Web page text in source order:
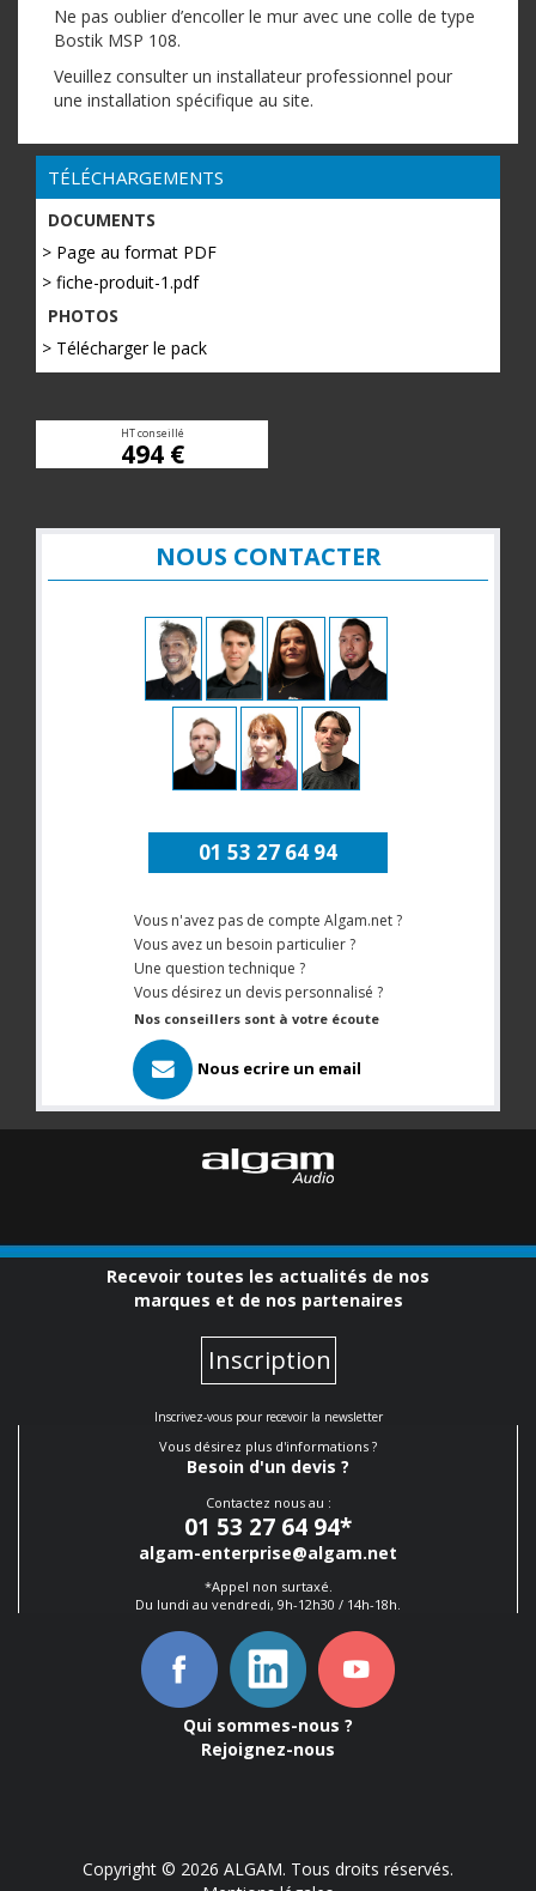
Ne pas oublier d’encoller le mur avec une colle de type
Bostik MSP 108.
Veuillez consulter un installateur professionnel pour
une installation spécifique au site.
TÉLÉCHARGEMENTS
DOCUMENTS
> Page au format PDF
> fiche-produit-1.pdf
PHOTOS
> Télécharger le pack
HT conseillé
494 €
NOUS CONTACTER
01 53 27 64 94
Vous n'avez pas de compte Algam.net ?
Vous avez un besoin particulier ?
Une question technique ?
Vous désirez un devis personnalisé ?
Nos conseillers sont à votre écoute
Nous ecrire un email
Recevoir toutes les actualités de nos
marques et de nos partenaires
Inscription
Inscrivez-vous pour recevoir la newsletter
Vous désirez plus d'informations ?
Besoin d'un devis ?
Contactez nous au :
01 53 27 64 94*
algam-enterprise@algam.net
*Appel non surtaxé.
Du lundi au vendredi, 9h-12h30 / 14h-18h.
Qui sommes-nous ?
Rejoignez-nous
Copyright © 2026 ALGAM. Tous droits réservés.